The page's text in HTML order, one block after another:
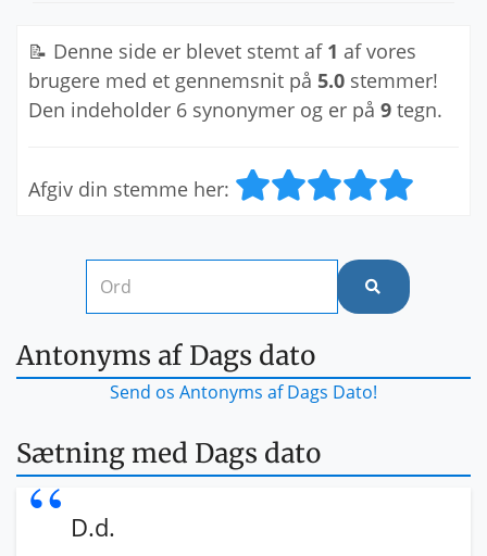
📝 Denne side er blevet stemt af 1 af vores
brugere med et gennemsnit på 5.0 stemmer!
Den indeholder 6 synonymer og er på 9 tegn.
Afgiv din stemme her:
Antonyms af Dags dato
Send os Antonyms af Dags Dato!
Sætning med Dags dato
D.d.